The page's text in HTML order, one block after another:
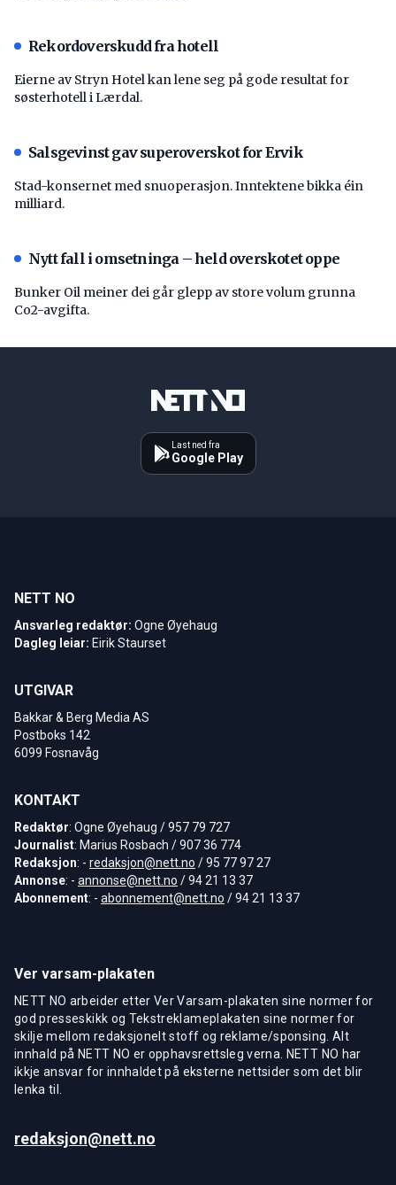
Rekordoverskudd fra hotell
Eierne av Stryn Hotel kan lene seg på gode resultat for
søsterhotell i Lærdal.
Salsgevinst gav superoverskot for Ervik
Stad-konsernet med snuoperasjon. Inntektene bikka éin
milliard.
Nytt fall i omsetninga – held overskotet oppe
Bunker Oil meiner dei går glepp av store volum grunna
Co2-avgifta.
Last ned fra
Google Play
NETT NO
Ansvarleg redaktør: Ogne Øyehaug
Dagleg leiar: Eirik Staurset
UTGIVAR
Bakkar & Berg Media AS
Postboks 142
6099 Fosnavåg
KONTAKT
Redaktør: Ogne Øyehaug / 957 79 727
Journalist: Marius Rosbach / 907 36 774
Redaksjon: - redaksjon@nett.no / 95 77 97 27
Annonse: - annonse@nett.no / 94 21 13 37
Abonnement: - abonnement@nett.no / 94 21 13 37
Ver varsam-plakaten
NETT NO arbeider etter Ver Varsam-plakaten sine normer for
god presseskikk og Tekstreklameplakaten sine normer for
skilje mellom redaksjonelt stoff og reklame/sponsing. Alt
innhald på NETT NO er opphavsrettsleg verna. NETT NO har
ikkje ansvar for innhaldet på eksterne nettsider som det blir
lenka til.
redaksjon@nett.no